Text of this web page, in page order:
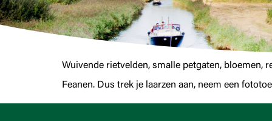
Wuivende rietvelden, smalle petgaten, bloemen,
Feanen. Dus trek je laarzen aan, neem een